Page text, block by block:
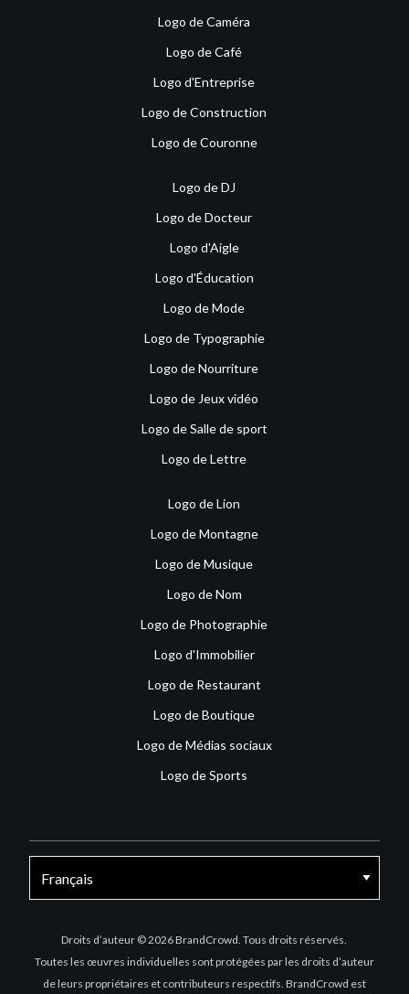
Logo de Caméra
Logo de Café
Logo d'Entreprise
Logo de Construction
Logo de Couronne
Logo de DJ
Logo de Docteur
Logo d'Aigle
Logo d'Éducation
Logo de Mode
Logo de Typographie
Logo de Nourriture
Logo de Jeux vidéo
Logo de Salle de sport
Logo de Lettre
Logo de Lion
Logo de Montagne
Logo de Musique
Logo de Nom
Logo de Photographie
Logo d'Immobilier
Logo de Restaurant
Logo de Boutique
Logo de Médias sociaux
Logo de Sports
Droits d’auteur © 2026 BrandCrowd. Tous droits réservés.
Toutes les œuvres individuelles sont protégées par les droits d’auteur
de leurs propriétaires et contributeurs respectifs. BrandCrowd est